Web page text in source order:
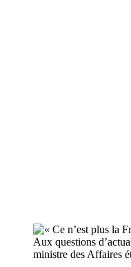
Aux questions
ministre des Affaires